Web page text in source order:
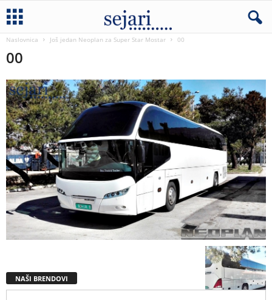
Naslovnica Još jedan Neoplan za Super Star Mostar 00
00
NAŠI BRENDOVI